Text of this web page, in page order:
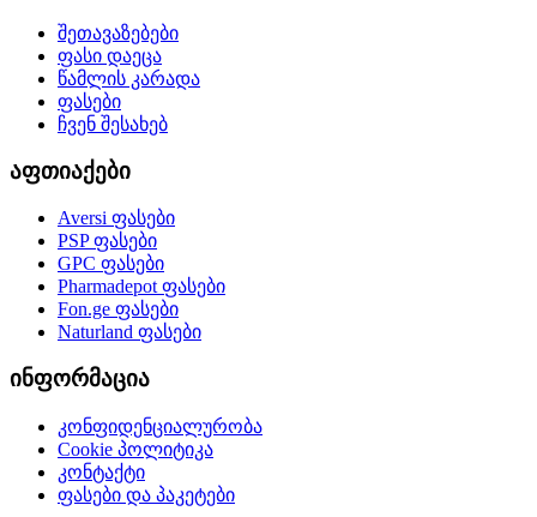
შეთავაზებები
ფასი დაეცა
წამლის კარადა
ფასები
ჩვენ შესახებ
აფთიაქები
Aversi ფასები
PSPფასები
GPC ფასები
Pharmadepotფასები
Fon.ge ფასები
Naturland ფასები
ინფორმაცია
კონფიდენციალურობა
Cookie პოლიტიკა
კონტაქტი
ფასები და პაკეტები